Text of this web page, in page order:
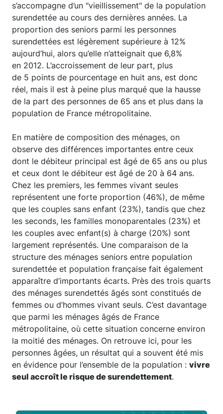
s’accompagne d’un "vieillissement" de la population
surendettée au cours des dernières années. La
proportion des seniors parmi les personnes
surendettées est légèrement supérieure à 12%
aujourd’hui, alors qu’elle n’atteignait que 6,8%
en 2012. L’accroissement de leur part, plus
de 5 points de pourcentage en huit ans, est donc
réel, mais il est à peine plus marqué que la hausse
de la part des personnes de 65 ans et plus dans la
population de France métropolitaine.
En matière de composition des ménages, on
observe des différences importantes entre ceux
dont le débiteur principal est âgé de 65 ans ou plus
et ceux dont le débiteur est âgé de 20 à 64 ans.
Chez les premiers, les femmes vivant seules
représentent une forte proportion (46%), de même
que les couples sans enfant (23%), tandis que chez
les seconds, les familles monoparentales (23%) et
les couples avec enfant(s) à charge (20%) sont
largement représentés. Une comparaison de la
structure des ménages seniors entre population
surendettée et population française fait également
apparaître d’importants écarts. Près des trois quarts
des ménages surendettés âgés sont constitués de
femmes ou d’hommes vivant seuls. C’est davantage
que parmi les ménages âgés de France
métropolitaine, où cette situation concerne environ
la moitié des ménages. On retrouve ici, pour les
personnes âgées, un résultat qui a souvent été mis
en évidence pour l’ensemble de la population : vivre
seul accroît le risque de surendettement.